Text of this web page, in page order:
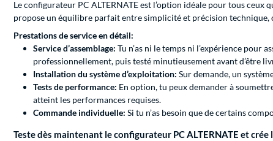
Le configurateur PC ALTERNATE est l’option idéale pour tous
propose un équilibre parfait entre simplicité et précision technique,
Prestations de service en détail:
Service d’assemblage: Tu n’as ni le temps ni l’expérience pour
professionnellement, puis testé minutieusement avant d’être
Installation du système d’exploitation: Sur demande, un
Tests de performance: En option, tu peux demander à
atteint les performances requises.
Commande individuelle: Si tu n’as besoin que de certains
Teste dès maintenant le configurateur PC ALTERNATE et crée